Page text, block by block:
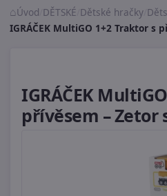
Úvod DĚTSKÉ Dětské hračky
IGRÁČEK MultiGO 1+2 Traktor s
IGRÁČEK
přívěsem – Zetor